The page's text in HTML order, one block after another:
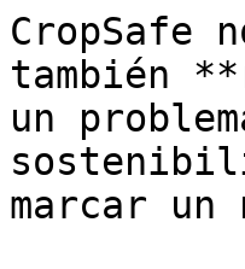
CropSafe
también
un
marcar